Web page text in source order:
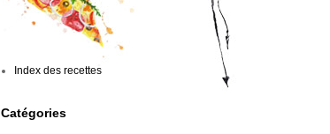
Index des recettes
Catégories